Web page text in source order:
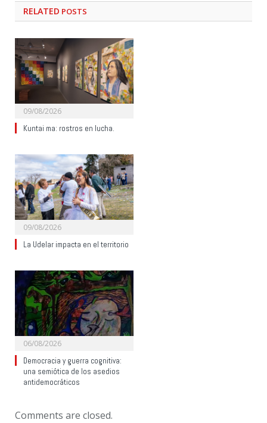
RELATED POSTS
09/08/2026
Kuntai ma: rostros en lucha.
09/08/2026
La Udelar impacta en el territorio
06/08/2026
Democracia y guerra cognitiva:
una semiótica de los asedios
antidemocráticos
Comments are closed.